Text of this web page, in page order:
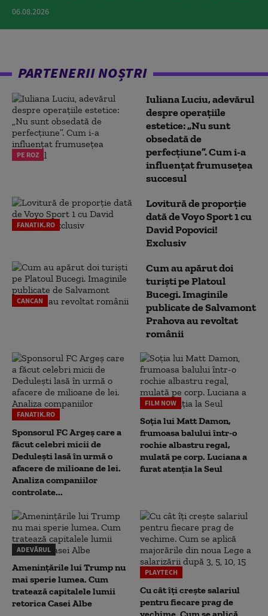
06.08.2026
PARTENERII NOȘTRI
PE ROZ
Iuliana Luciu, adevărul
despre operațiile
estetice: „Nu sunt
obsedată de
perfecțiune”. Cum i-a
influențat frumusețea
succesul
FANATIK.RO
Lovitură de proporție
dată de Voyo Sport 1 cu
David Popovici!
Exclusiv
CANCAN
Cum au apărut doi
turiști pe Platoul
Bucegi. Imaginile
publicate de Salvamont
Prahova au revoltat
românii
FANATIK.RO
Sponsorul FC Argeș care a
făcut celebri micii de
Dedulești lasă în urmă o
afacere de milioane de lei.
Analiza companiilor
controlate...
FILM NOW
Soția lui Matt Damon,
frumoasa balului într-o
rochie albastru regal,
mulată pe corp. Luciana a
furat atenția la Seul
ADEVĂRUL
Amenințările lui Trump nu
mai sperie lumea. Cum
tratează capitalele lumii
retorica Casei Albe
PLAYTECH
Cu cât îți crește salariul
pentru fiecare prag de